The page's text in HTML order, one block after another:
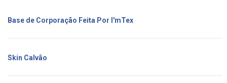
Base de Corporação Feita Por I'mTex
Skin Calvão